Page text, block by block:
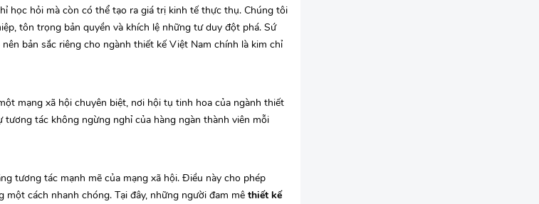
học hỏi mà còn có thể tạo ra giá trị kinh tế thực thụ. Chúng tôi
tôn trọng bản quyền và khích lệ những tư duy đột phá. Sứ
bản sắc riêng cho ngành thiết kế Việt Nam chính là kim chỉ
mạng xã hội chuyên biệt, nơi hội tụ tinh hoa của ngành thiết
tác không ngừng nghỉ của hàng ngàn thành viên mỗi
tương tác mạnh mẽ của mạng xã hội. Điều này cho phép
cách nhanh chóng. Tại đây, những người đam mê thiết kế